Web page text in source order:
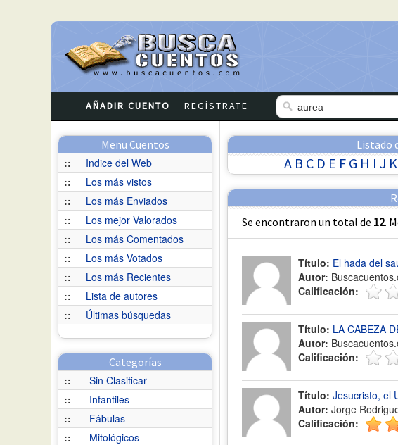
AÑADIR CUENTO REGÍSTRATE
Menu Cuentos
::
Indice del Web
::
Los más vistos
::
Los más Enviados
::
Los mejor Valorados
::
Los más Comentados
::
Los más Votados
::
Los más Recientes
::
Lista de autores
::
Últimas búsquedas
Categorías
::
Sin Clasificar
::
Infantiles
::
Fábulas
::
Mitológicos
Listado
A B C D E F G H I J K
Se encontraron un total de 12.
Título: El hada del
Autor:
Calificación:
Título: LA CABEZA
Autor:
Calificación:
Título: Jesucristo, el
Autor: Jorge
Calificación: